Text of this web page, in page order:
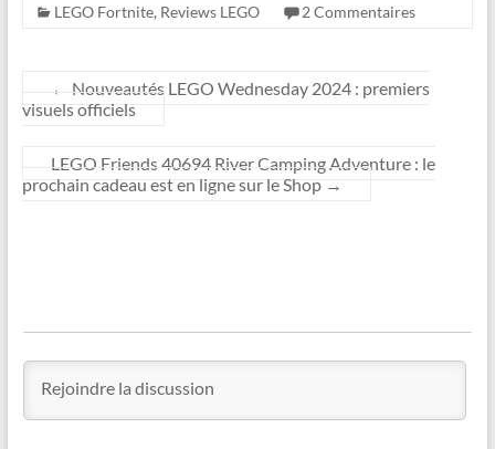
LEGO Fortnite, Reviews LEGO 2 Commentaires
←
Nouveautés LEGO Wednesday 2024 : premiers
visuels officiels
LEGO Friends 40694 River Camping Adventure : le
prochain cadeau est en ligne sur le Shop →